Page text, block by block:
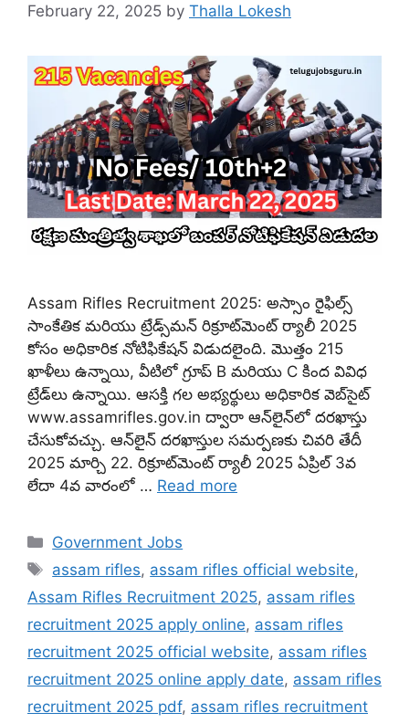
February 22, 2025 by Thalla Lokesh
Assam Rifles Recruitment 2025: అస్సాం రైఫిల్స్
సాంకేతిక మరియు ట్రేడ్స్‌మన్ రిక్రూట్‌మెంట్ ర్యాలీ 2025
కోసం అధికారిక నోటిఫికేషన్ విడుదలైంది. మొత్తం 215
ఖాళీలు ఉన్నాయి, వీటిలో గ్రూప్ B మరియు C కింద వివిధ
ట్రేడ్‌లు ఉన్నాయి. ఆసక్తి గల అభ్యర్థులు అధికారిక వెబ్‌సైట్
www.assamrifles.gov.in ద్వారా ఆన్‌లైన్‌లో దరఖాస్తు
చేసుకోవచ్చు. ఆన్‌లైన్ దరఖాస్తుల సమర్పణకు చివరి తేదీ
2025 మార్చి 22. రిక్రూట్‌మెంట్ ర్యాలీ 2025 ఏప్రిల్ 3వ
లేదా 4వ వారంలో … Read more
Categories
Government Jobs
Tags
assam rifles, assam rifles official website,
Assam Rifles Recruitment 2025, assam rifles
recruitment 2025 apply online, assam rifles
recruitment 2025 official website, assam rifles
recruitment 2025 online apply date, assam rifles
recruitment 2025 pdf, assam rifles recruitment